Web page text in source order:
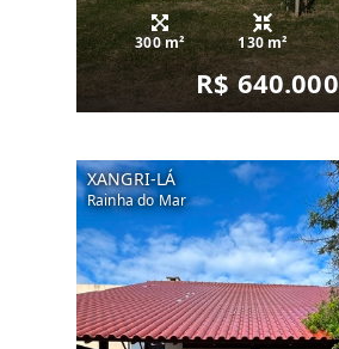
300 m² 130 m²
R$ 640.000
XANGRI-LÁ
Rainha do Mar